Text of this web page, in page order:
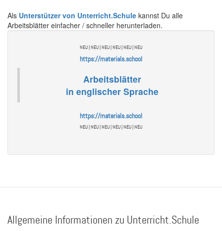
Als Unterstützer von Unterricht.Schule kannst Du alle
Arbeitsblätter einfacher / schneller herunterladen.
NEU | NEU | NEU | NEU | NEU | NEU
https://materials.school
Arbeitsblätter
in englischer Sprache
https://materials.school
NEU | NEU | NEU | NEU | NEU | NEU
Allgemeine Informationen zu Unterricht.Schule